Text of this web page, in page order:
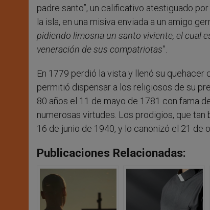
padre santo”, un calificativo atestiguado
la isla, en una misiva enviada a un amigo
pidiendo limosna un santo viviente, el cual
veneración de sus compatriotas”.
En 1779 perdió la vista y llenó su quehacer
permitió dispensar a los religiosos de su
80 años el 11 de mayo de 1781 con fama
numerosas virtudes. Los prodigios, que
16 de junio de 1940, y lo canonizó el 21 de
Publicaciones Relacionadas: